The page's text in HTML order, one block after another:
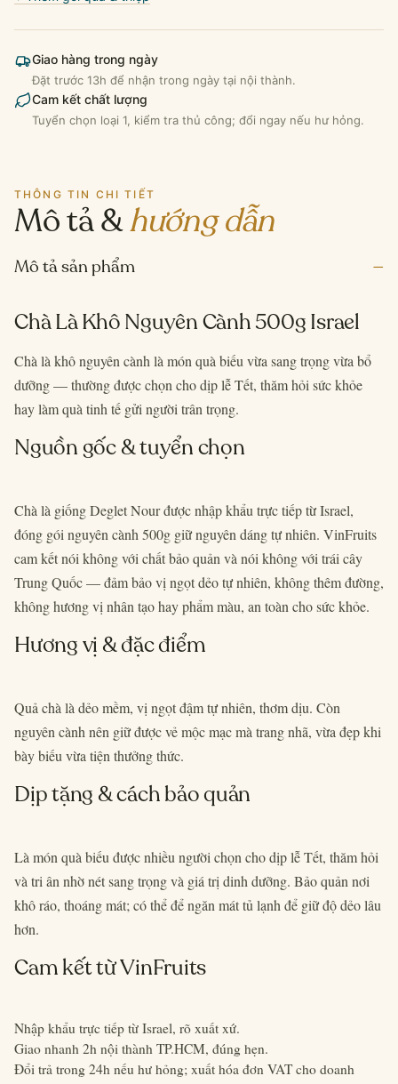
Giao hàng trong ngày
Đặt trước 13h để nhận trong ngày tại nội thành.
Cam kết chất lượng
Tuyển chọn loại 1, kiểm tra thủ công; đổi ngay nếu hư hỏng.
THÔNG TIN CHI TIẾT
Mô tả &hướng dẫn
Mô tả sản phẩm
–
Chà Là Khô Nguyên Cành 500g Israel
Chà là khô nguyên cành là món quà biếu vừa sang trọng vừa bổ
dưỡng — thường được chọn cho dịp lễ Tết, thăm hỏi sức khỏe
hay làm quà tinh tế gửi người trân trọng.
Nguồn gốc & tuyển chọn
Chà là giống Deglet Nour được nhập khẩu trực tiếp từ Israel,
đóng gói nguyên cành 500g giữ nguyên dáng tự nhiên. VinFruits
cam kết nói không với chất bảo quản và nói không với trái cây
Trung Quốc — đảm bảo vị ngọt dẻo tự nhiên, không thêm đường,
không hương vị nhân tạo hay phẩm màu, an toàn cho sức khỏe.
Hương vị & đặc điểm
Quả chà là dẻo mềm, vị ngọt đậm tự nhiên, thơm dịu. Còn
nguyên cành nên giữ được vẻ mộc mạc mà trang nhã, vừa đẹp khi
bày biếu vừa tiện thưởng thức.
Dịp tặng & cách bảo quản
Là món quà biếu được nhiều người chọn cho dịp lễ Tết, thăm hỏi
và tri ân nhờ nét sang trọng và giá trị dinh dưỡng. Bảo quản nơi
khô ráo, thoáng mát; có thể để ngăn mát tủ lạnh để giữ độ dẻo lâu
hơn.
Cam kết từ VinFruits
Nhập khẩu trực tiếp từ Israel, rõ xuất xứ.
Giao nhanh 2h nội thành TP.HCM, đúng hẹn.
Đổi trả trong 24h nếu hư hỏng; xuất hóa đơn VAT cho doanh